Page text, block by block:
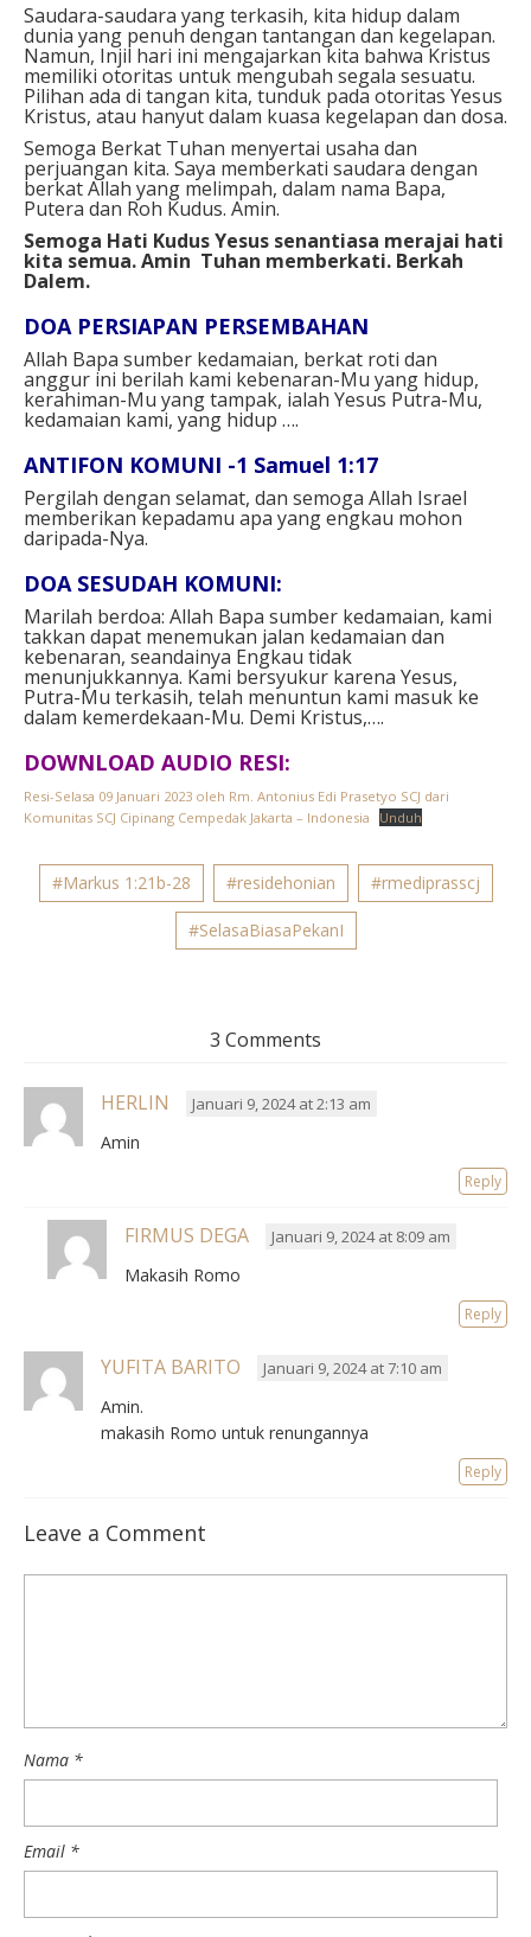
Saudara-saudara yang terkasih, kita hidup dalam
dunia yang penuh dengan tantangan dan kegelapan.
Namun, Injil hari ini mengajarkan kita bahwa Kristus
memiliki otoritas untuk mengubah segala sesuatu.
Pilihan ada di tangan kita, tunduk pada otoritas Yesus
Kristus, atau hanyut dalam kuasa kegelapan dan dosa.
Semoga Berkat Tuhan menyertai usaha dan
perjuangan kita. Saya memberkati saudara dengan
berkat Allah yang melimpah, dalam nama Bapa,
Putera dan Roh Kudus. Amin.
Semoga Hati Kudus Yesus senantiasa merajai hati
kita semua.Amin Tuhan memberkati. Berkah
Dalem.
DOA PERSIAPAN PERSEMBAHAN
Allah Bapa sumber kedamaian, berkat roti dan
anggur ini berilah kami kebenaran-Mu yang hidup,
kerahiman-Mu yang tampak, ialah Yesus Putra-Mu,
kedamaian kami, yang hidup ….
ANTIFON KOMUNI -1 Samuel 1:17
Pergilah dengan selamat, dan semoga Allah Israel
memberikan kepadamu apa yang engkau mohon
daripada-Nya.
DOA SESUDAH KOMUNI:
Marilah berdoa: Allah Bapa sumber kedamaian, kami
takkan dapat menemukan jalan kedamaian dan
kebenaran, seandainya Engkau tidak
menunjukkannya. Kami bersyukur karena Yesus,
Putra-Mu terkasih, telah menuntun kami masuk ke
dalam kemerdekaan-Mu. Demi Kristus,….
DOWNLOAD AUDIO RESI:
Resi-Selasa 09 Januari 2023 oleh Rm. Antonius Edi Prasetyo SCJ dari
Komunitas SCJ Cipinang Cempedak Jakarta – Indonesia
Unduh
#Markus 1:21b-28 #residehonian #rmediprasscj
#SelasaBiasaPekanI
3 Comments
HERLIN Januari 9, 2024 at 2:13 am
Amin
Reply
FIRMUS DEGA Januari 9, 2024 at 8:09 am
Makasih Romo
Reply
YUFITA BARITO Januari 9, 2024 at 7:10 am
Amin.
makasih Romo untuk renungannya
Reply
Leave a Comment
Nama *
Email *